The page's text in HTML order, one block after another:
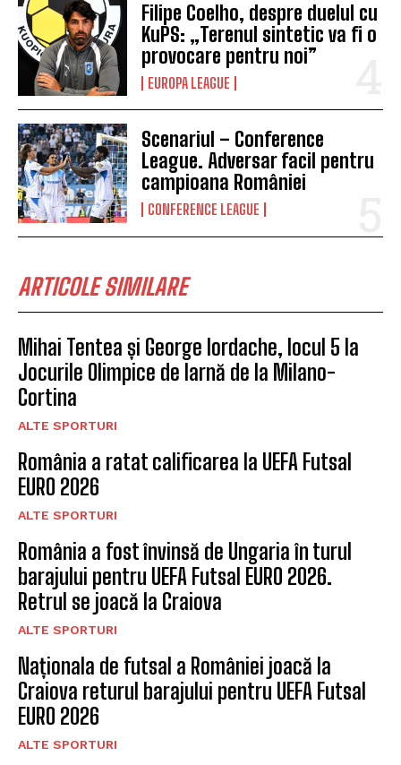
Filipe Coelho, despre duelul cu
KuPS: „Terenul sintetic va fi o
provocare pentru noi”
EUROPA LEAGUE
Scenariul – Conference
League. Adversar facil pentru
campioana României
CONFERENCE LEAGUE
ARTICOLE SIMILARE
Mihai Tentea și George Iordache, locul 5 la
Jocurile Olimpice de Iarnă de la Milano-
Cortina
ALTE SPORTURI
România a ratat calificarea la UEFA Futsal
EURO 2026
ALTE SPORTURI
România a fost învinsă de Ungaria în turul
barajului pentru UEFA Futsal EURO 2026.
Retrul se joacă la Craiova
ALTE SPORTURI
Naționala de futsal a României joacă la
Craiova returul barajului pentru UEFA Futsal
EURO 2026
ALTE SPORTURI